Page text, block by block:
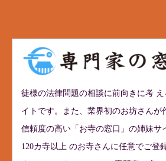
徒様の法律問題の相談に前向きに考
イトです。また、業界初のお坊さんが
信頼度の高い「お寺の窓口」の姉妹サ
120カ寺以上 のお寺さんに任意でご登